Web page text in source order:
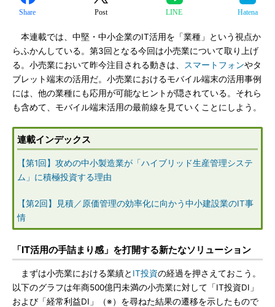
Share Post LINE Hatena
本連載では、中堅・中小企業のIT活用を「業種」という視点か
らふかんしている。第3回となる今回は小売業について取り上げ
る。小売業において昨今注目される動きは、
スマートフォンやタ
ブレット端末の活用だ。小売業におけるモバイル端末の活用事例
には、他の業種にも応用が可能なヒントが隠されている。それら
も含めて、モバイル端末活用の最前線を見ていくことにしよう。
連載インデックス
【第1回】攻めの中小製造業が「ハイブリッド生産管理システ
ム」に積極投資する理由
【第2回】見積／原価管理の効率化に向かう中小建設業のIT事
情
「IT活用の手詰まり感」を打開する新たなソリューション
まずは小売業における業績と IT投資の経過を押さえておこう。
以下のグラフは年商500億円未満の小売業に対して「IT投資DI」
および「経常利益DI」（※）を尋ねた結果の遷移を示したもので